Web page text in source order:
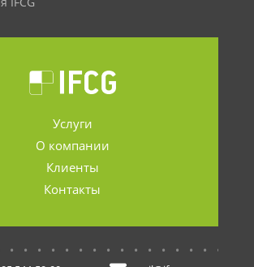
Услуги
О компании
Клиенты
Контакты